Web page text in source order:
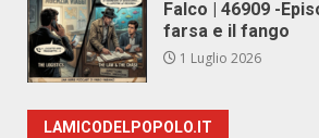
Falco | 46909 -
farsa e il fango
1 Luglio 2026
LAMICODELPOPOLO.IT